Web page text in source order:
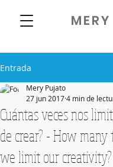
Entrada
Cuántas veces nos
de crear? - How many
we limit our creativity?
Mery Pujato
27 jun 20174 min de